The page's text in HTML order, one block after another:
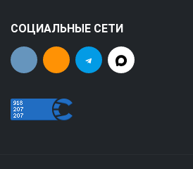
СОЦИАЛЬНЫЕ СЕТИ